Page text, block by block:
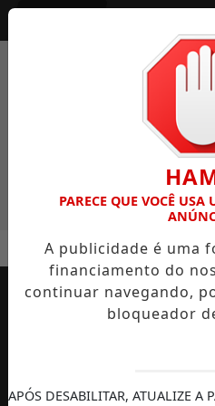
SEM CAIR EM GOLPES
EM ALTA
AUTOMOBILISMO
PARECE QUE VOCÊ
A publicidade é uma
financiamento do
continuar navegando,
bloqueador
APÓS DESABILITAR, ATUALIZE A